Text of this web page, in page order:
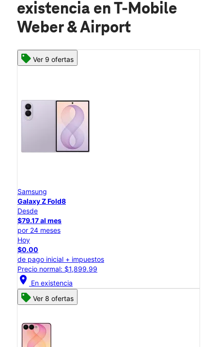
existencia en T-Mobile
Weber & Airport
Ver 9 ofertas
Samsung
Galaxy Z Fold8
Desde
$79.17 al mes
por 24 meses
Hoy
$0.00
de pago inicial + impuestos
Precio normal: $1,899.99
location_on En existencia
Ver 8 ofertas